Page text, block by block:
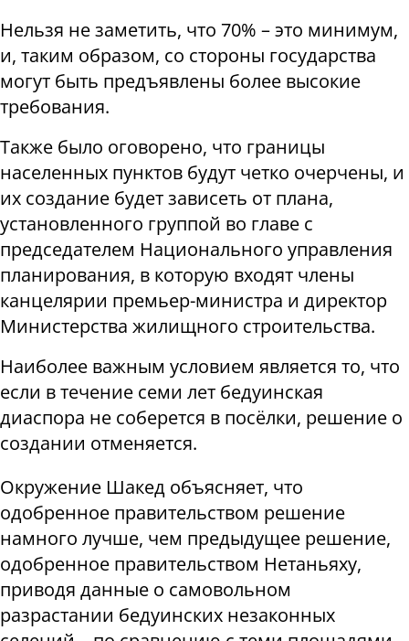
Нельзя не заметить, что 70% – это минимум,
и, таким образом, со стороны государства
могут быть предъявлены более высокие
требования.
Также было оговорено, что границы
населенных пунктов будут четко очерчены, и
их создание будет зависеть от плана,
установленного группой во главе с
председателем Национального управления
планирования, в которую входят члены
канцелярии премьер-министра и директор
Министерства жилищного строительства.
Наиболее важным условием является то, что
если в течение семи лет бедуинская
диаспора не соберется в посёлки, решение о
создании отменяется.
Окружение Шакед объясняет, что
одобренное правительством решение
намного лучше, чем предыдущее решение,
одобренное правительством Нетаньяху,
приводя данные о самовольном
разрастании бедуинских незаконных